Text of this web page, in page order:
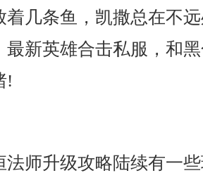
着几条鱼，凯撒总在不
最新英雄合击私服，和
!
师升级攻略陆续有一